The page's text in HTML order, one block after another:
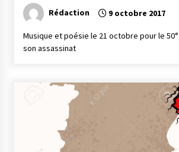
Rédaction 9 octobre 2017
Musique et poésie le 21 octobre pour le
son assassinat